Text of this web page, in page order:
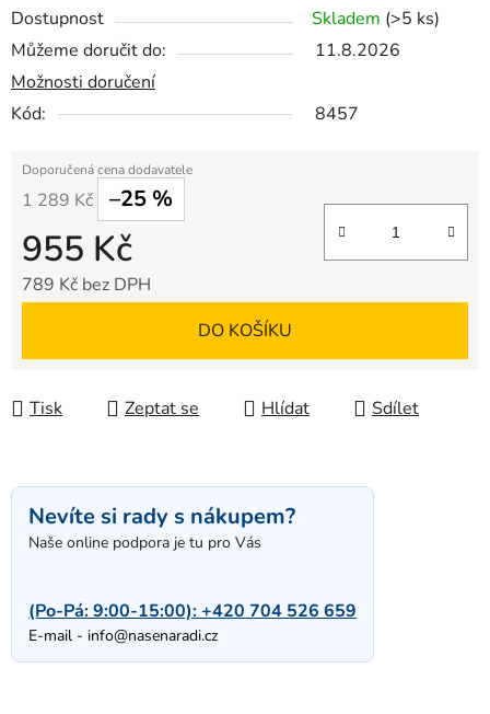
Dostupnost Skladem (>5 ks)
Můžeme doručit do:
11.8.2026
Možnosti doručení
Kód:
8457
1 289 Kč –25 %
955 Kč
789 Kč bez DPH
DO KOŠÍKU
Tisk Zeptat se Hlídat Sdílet
Nevíte si rady s nákupem?
Naše online podpora je tu pro Vás
(Po-Pá: 9:00-15:00):+420 704 526 659
E-mail - info@nasenaradi.cz